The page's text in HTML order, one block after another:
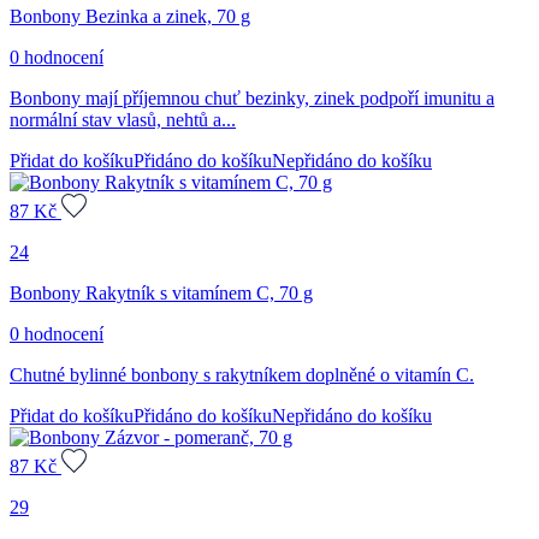
Bonbony Bezinka a zinek, 70 g
0 hodnocení
Bonbony mají příjemnou chuť bezinky, zinek podpoří imunitu a
normální stav vlasů, nehtů a...
Přidat do košíkuPřidáno do košíkuNepřidáno do košíku
87 Kč
24
Bonbony Rakytník s vitamínem C, 70 g
0 hodnocení
Chutné bylinné bonbony s rakytníkem doplněné o vitamín C.
Přidat do košíkuPřidáno do košíkuNepřidáno do košíku
87 Kč
29